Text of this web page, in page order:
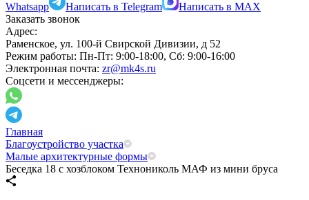
Whatsapp
Написать в Telegram
Написать в MAX
Заказать звонок
Адрес:
Раменское, ул. 100-й Свирской Дивизии, д 52
Режим работы: Пн-Пт: 9:00-18:00, Сб: 9:00-16:00
Электронная почта: zr@mk4s.ru
Соцсети и мессенджеры:
Главная
Благоустройство участка
Малые архитектурные формы
Беседка 18 с хозблоком Технониколь МАФ из мини бруса